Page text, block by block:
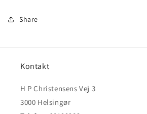
Share
Kontakt
H P Christensens Vej 3
3000 Helsingør